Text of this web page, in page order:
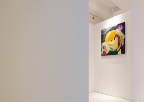
Erscheinungsdatum:
Preis auf Anfrage